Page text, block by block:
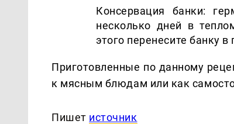
Консервация банки:
несколько дней в
этого перенесите банку
Приготовленные по данному
к мясным блюдам или как
Пишет источник